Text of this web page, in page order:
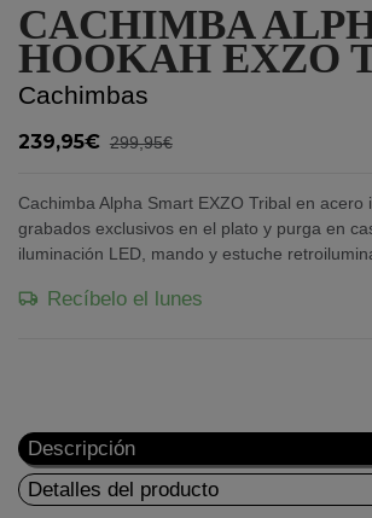
CACHIMBA
HOOKAH EXZO
Cachimbas
239,95€ 299,95€
Cachimba Alpha Smart EXZO Tribal en acero
grabados exclusivos en el plato y purga en
iluminación LED, mando y estuche
Recíbelo el lunes
Descripción
Detalles del producto